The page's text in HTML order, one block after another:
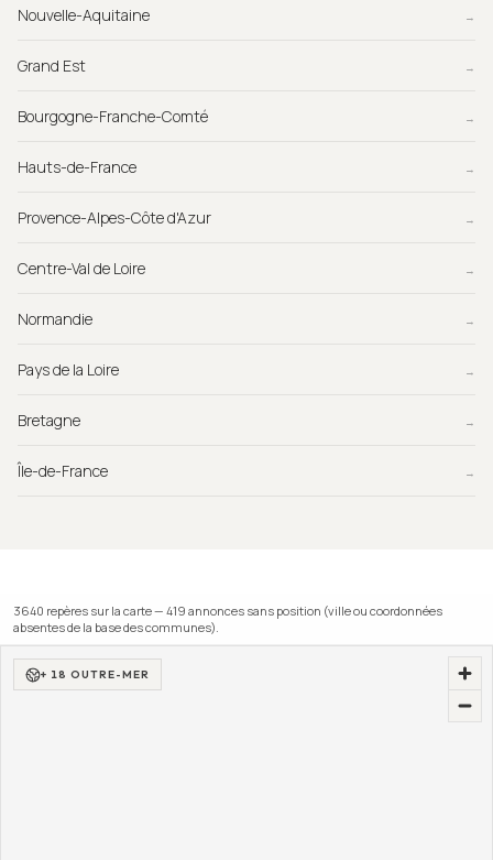
Nouvelle-Aquitaine →
Grand Est →
Bourgogne-Franche-Comté →
Hauts-de-France →
Provence-Alpes-Côte d'Azur →
Centre-Val de Loire →
Normandie →
Pays de la Loire →
Bretagne →
Île-de-France →
3640 repères sur la carte — 419 annonces sans position (ville ou coordonnées
absentes de la base des communes).
+ 18 OUTRE-MER